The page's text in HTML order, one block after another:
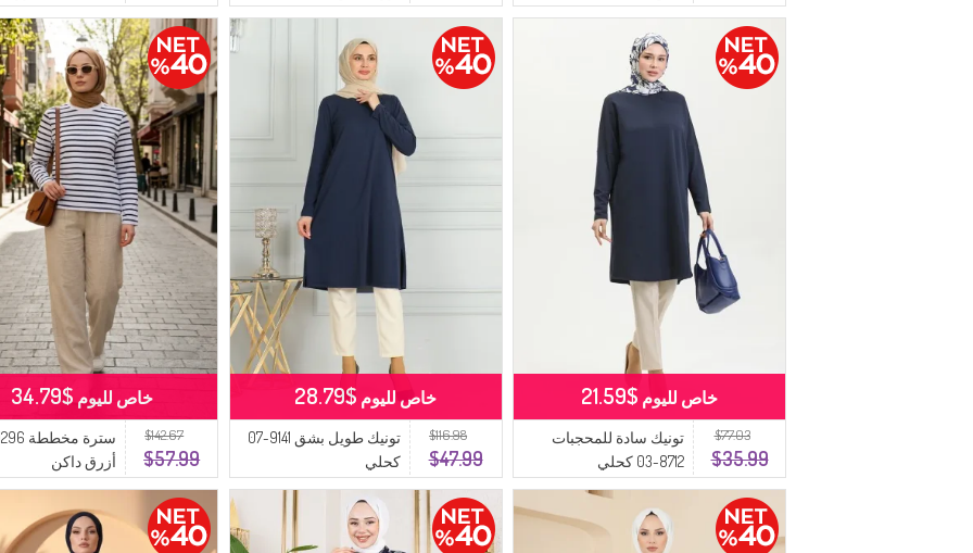
$77.03
$35.99
تونيك سادة للمحجبات
8712-03 كحلي
خاص لليوم $21.59
$116.98
$47.99
تونيك طويل بشق 9141-07
كحلي
خاص لليوم $28.79
$142.67
$57.99
أزرق داكن
خاص لليوم $34.79